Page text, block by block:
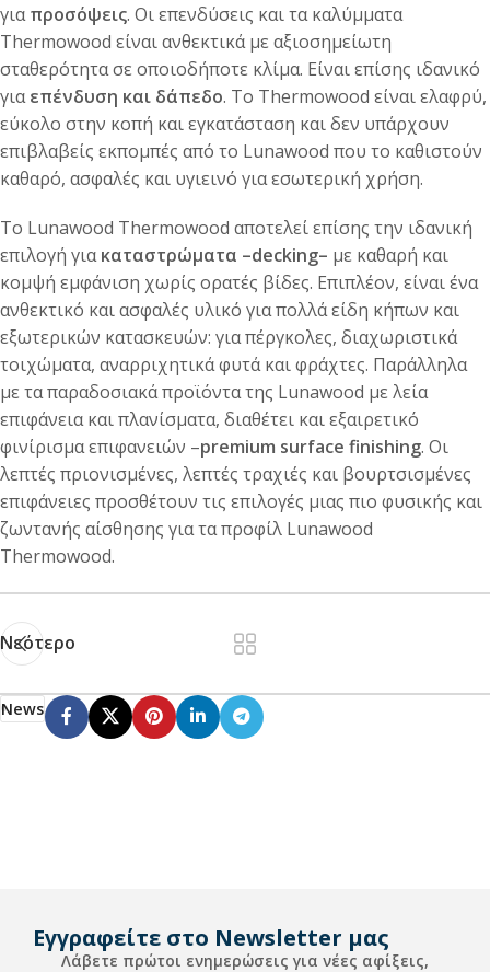
γιαπροσόψεις. Οι επενδύσεις και τα καλύμματα
Thermowood είναι ανθεκτικά με αξιοσημείωτη
σταθερότητα σε οποιοδήποτε κλίμα. Είναι επίσης ιδανικό
γιαεπένδυση και δάπεδο. Το Thermowood είναι ελαφρύ,
εύκολο στην κοπή και εγκατάσταση και δεν υπάρχουν
επιβλαβείς εκπομπές από το Lunawood που το καθιστούν
καθαρό, ασφαλές και υγιεινό για εσωτερική χρήση.
Το Lunawood Thermowood αποτελεί επίσης την ιδανική
επιλογή γιακαταστρώματα –decking– με καθαρή και
κομψή εμφάνιση χωρίς ορατές βίδες. Επιπλέον, είναι ένα
ανθεκτικό και ασφαλές υλικό για πολλά είδη κήπων και
εξωτερικών κατασκευών: για πέργκολες, διαχωριστικά
τοιχώματα, αναρριχητικά φυτά και φράχτες. Παράλληλα
με τα παραδοσιακά προϊόντα της Lunawood με λεία
επιφάνεια και πλανίσματα, διαθέτει και εξαιρετικό
φινίρισμα επιφανειών –premium surface finishing. Οι
λεπτές πριονισμένες, λεπτές τραχιές και βουρτσισμένες
επιφάνειες προσθέτουν τις επιλογές μιας πιο φυσικής και
ζωντανής αίσθησης για τα προφίλ Lunawood
Thermowood.
Νεότερο
News
Εγγραφείτε στο Newsletter μας
Λάβετε πρώτοι ενημερώσεις για νέες αφίξεις,